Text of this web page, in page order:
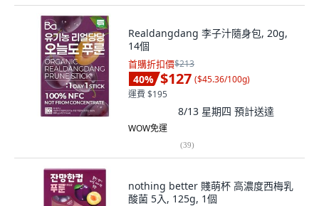
Realdangdang 李子汁隨身包, 20g,
14個
首購折扣價$213
40% $127 ($45.36/100g)
運費 $195
8/13 星期四 預計送達
WOW免運
(39)
nothing better 賤萌杯 高濃度西梅乳
酸菌 5入, 125g, 1個